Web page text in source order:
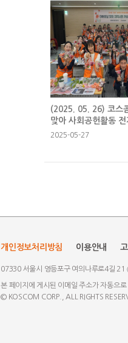
(2025. 05. 26) 코스
맞아 사회공헌활동 전
2025-05-27
개인정보처리방침 이용안내
07330 서울시 영등포구 여의나루로4길 21
본 페이지에 게시된 이메일 주소가 자동으
© KOSCOM CORP., ALL RIGHTS